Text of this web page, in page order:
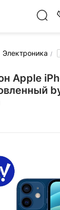
Электроника
Apple